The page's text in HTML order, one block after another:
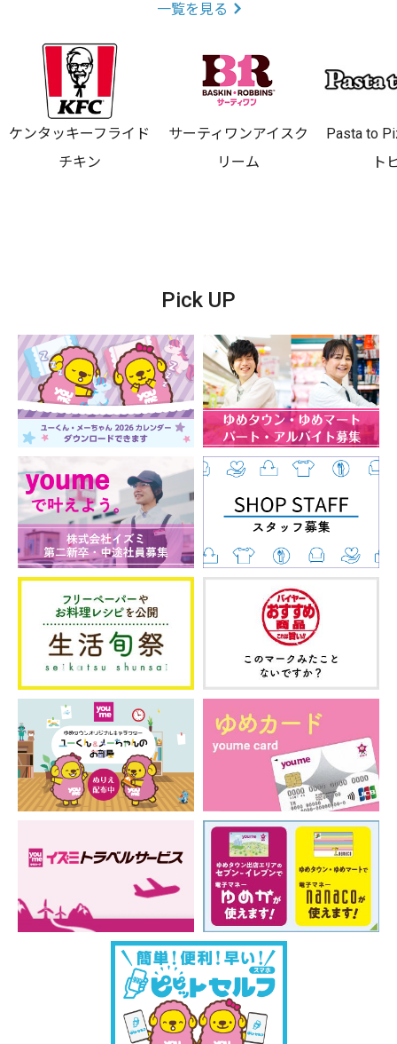
一覧を見る
ケンタッキーフライド
チキン
サーティワンアイスク
リーム
Pasta to
ト
Pick UP